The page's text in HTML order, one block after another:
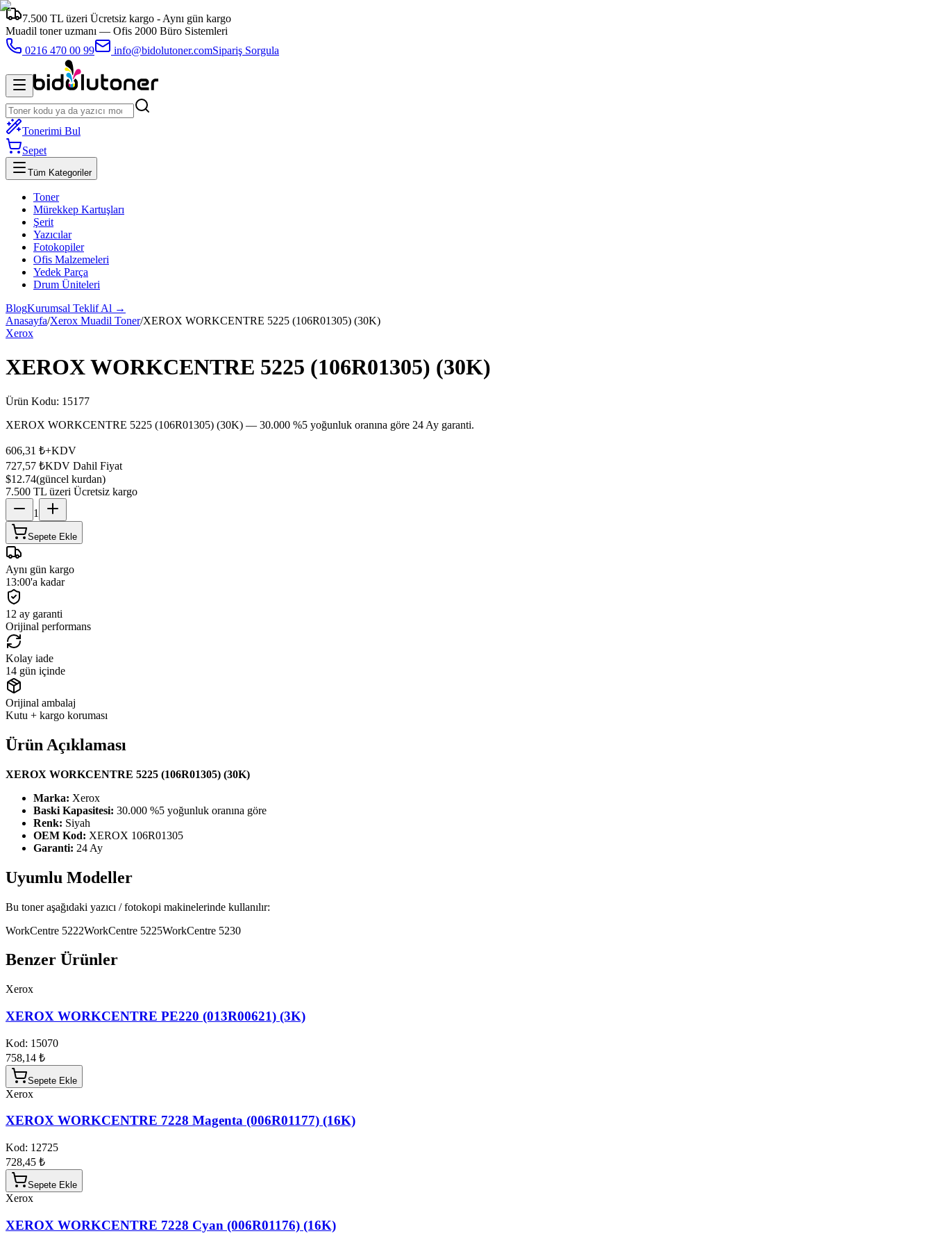
7.500 TL üzeri Ücretsiz kargo - Aynı gün kargo
Muadil toner uzmanı — Ofis 2000 Büro Sistemleri
0216 470 00 99
info@bidolutoner.comSipariş Sorgula
Tonerimi Bul
Sepet
Tüm Kategoriler
Toner
Mürekkep Kartuşları
Şerit
Yazıcılar
Fotokopiler
Ofis Malzemeleri
Yedek Parça
Drum Üniteleri
BlogKurumsal Teklif Al →
Anasayfa/Xerox Muadil Toner/XEROX WORKCENTRE 5225 (106R01305) (30K)
Xerox
XEROX WORKCENTRE 5225 (106R01305) (30K)
Ürün Kodu: 15177
XEROX WORKCENTRE 5225 (106R01305) (30K) — 30.000 %5 yoğunluk oranına göre 24 Ay garanti.
606,31 ₺+KDV
727,57 ₺KDV Dahil Fiyat
$12.74(güncel kurdan)
7.500 TL üzeri Ücretsiz kargo
1
Sepete Ekle
Aynı gün kargo
13:00'a kadar
12 ay garanti
Orijinal performans
Kolay iade
14 gün içinde
Orijinal ambalaj
Kutu + kargo koruması
Ürün Açıklaması
XEROX WORKCENTRE 5225 (106R01305) (30K)
Marka: Xerox
Baski Kapasitesi: 30.000 %5 yoğunluk oranına göre
Renk: Siyah
OEM Kod: XEROX 106R01305
Garanti: 24 Ay
Uyumlu Modeller
Bu toner aşağıdaki yazıcı / fotokopi makinelerinde kullanılır:
WorkCentre 5222WorkCentre 5225WorkCentre 5230
Benzer Ürünler
Xerox
XEROX WORKCENTRE PE220 (013R00621) (3K)
Kod: 15070
758,14 ₺
Sepete Ekle
Xerox
XEROX WORKCENTRE 7228 Magenta (006R01177) (16K)
Kod: 12725
728,45 ₺
Sepete Ekle
Xerox
XEROX WORKCENTRE 7228 Cyan (006R01176) (16K)